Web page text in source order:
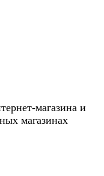
магазина и
магазинах